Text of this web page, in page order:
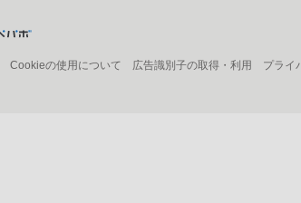
Cookieの使用について 広告識別子の取得・利用 プライ